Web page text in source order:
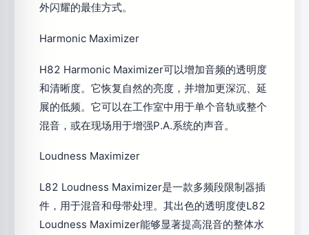
外闪耀的最佳方式。
Harmonic Maximizer
H82 Harmonic Maximizer可以增加音频的透明度
和清晰度。它恢复自然的亮度，并增加更深沉、延
展的低频。它可以在工作室中用于单个音轨或整个
混音，或在现场用于增强P.A.系统的声音。
Loudness Maximizer
L82 Loudness Maximizer是一款多频段限制器插
件，用于混音和母带处理。其出色的透明度使L82
Loudness Maximizer能够显著提高混音的整体水